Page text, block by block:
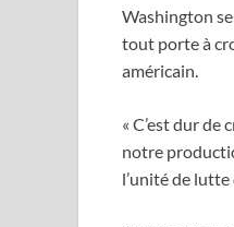
Washington
tout porte à
américain.
« C’est dur
notre
l’unité de lutte